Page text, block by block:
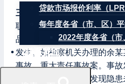
贷款市场报价利率（LPR
每年度各省（市、区）
2022年度各省（
联系我们
三、背后大多存在渎职等犯罪
职守、滥用职权等渎职犯罪以
品，生产、销售不符合安全标
发生。如检察机关办理的余
事故、重大责任事故案。事
在一系列违规行为，发现隐